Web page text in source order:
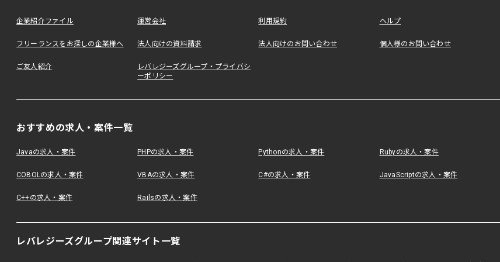
企業紹介ファイル 運営会社 利用規約 ヘルプ
フリーランスをお探しの企業様へ 法人向けの資料請求 法人向けのお問い合わせ 個人様のお問い合わせ
ご友人紹介
レバレジーズグループ・プライバシ
ーポリシー
おすすめの求人・案件一覧
Javaの求人・案件 PHPの求人・案件 Pythonの求人・案件 Rubyの求人・案件
COBOLの求人・案件 VBAの求人・案件 C#の求人・案件 JavaScriptの求人・案件
C++の求人・案件 Railsの求人・案件
レバレジーズグループ関連サイト一覧